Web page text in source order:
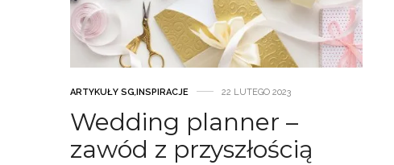
ARTYKUŁY SG,INSPIRACJE 22 LUTEGO 2023
Wedding planner –
zawód z przyszłością